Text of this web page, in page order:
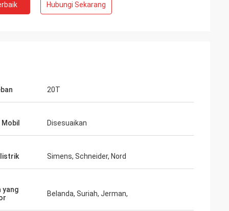
Hubungi Sekarang
20T
Disesuaikan
Simens, Schneider, Nord
yang
Belanda, Suriah, Jerman,